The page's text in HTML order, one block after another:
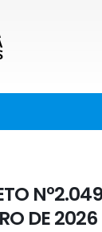
DE 2026